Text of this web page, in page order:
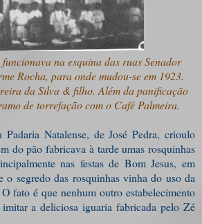
na esquina das ruas Senador
Rocha, para onde mudou-se em 1923.
da Silva & filho. Além da panificação
de torrefação com o Café Palmeira.
Padaria Natalense, de José Pedra, crioulo
do pão fabricava à tarde umas rosquinhas
nas festas de Bom Jesus, em
segredo das rosquinhas vinha do uso da
fato é que nenhum outro estabelecimento
a deliciosa iguaria fabricada pelo Zé